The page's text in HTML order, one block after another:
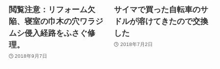
閲覧注意：リフォーム欠
陥、寝室の巾木の穴ワラジ
ムシ侵入経路をふさぐ修
理。
2018年9月7日
サイマで買った自転車のサ
ドルが溶けてきたので交換
した
2018年7月2日